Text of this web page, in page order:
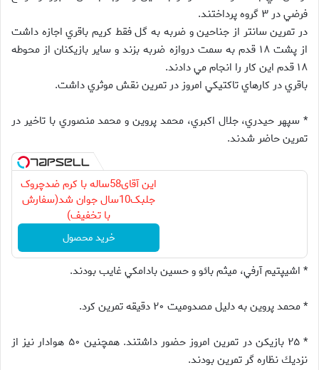
فرضي در ۳ گروه پرداختند.
در تمرين سانتر از جناحين و ضربه به گل فقط كريم باقري اجازه داشت
از پشت ۱۸ قدم به سمت دروازه ضربه بزند و ساير بازيكنان از محوطه
۱۸ قدم اين كار را انجام مي دادند.
باقري در كارهاي تاكتيكي امروز در تمرين نقش موثري داشت.
* سپهر حيدري، جلال اكبري، محمد پروين و محمد منصوري با تاخير در
تمرين حاضر شدند.
این آقای58ساله با کرم ضدچروک
جلبک10سال جوان شد(سفارش
با تخفیف)
خرید محصول
* اشيپتيم آرفي، ميثم بائو و حسين بادامكي غايب بودند.
* محمد پروين به دليل مصدوميت ۲۰ دقيقه تمرين كرد.
* ۲۵ بازيكن در تمرين امروز حضور داشتند. همچنين ۵۰ هوادار نيز از
نزديك نظاره گر تمرين بودند.